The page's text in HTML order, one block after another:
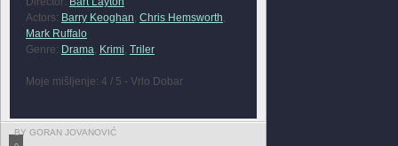
Actors: Barry Keoghan, Chris Hemsworth,
Mark Ruffalo
Genre: Drama, Krimi, Triler
Moje mišljenje: 4 / 5 - Vrlo Dobar
BY GORAN JOVANOVIĆ